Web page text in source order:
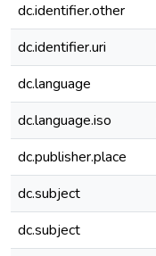
dc.identifier.other
dc.identifier.uri
dc.language
dc.language.iso
dc.publisher.place
dc.subject
dc.subject